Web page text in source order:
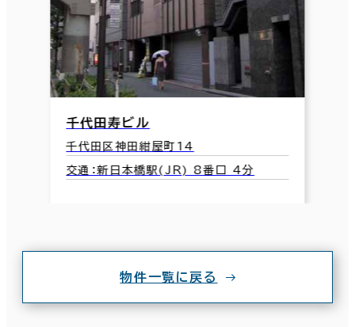
千代田寿ビル
千代田区神田紺屋町14
交通：新日本橋駅(JR) 8番口 4分
物件一覧に戻る